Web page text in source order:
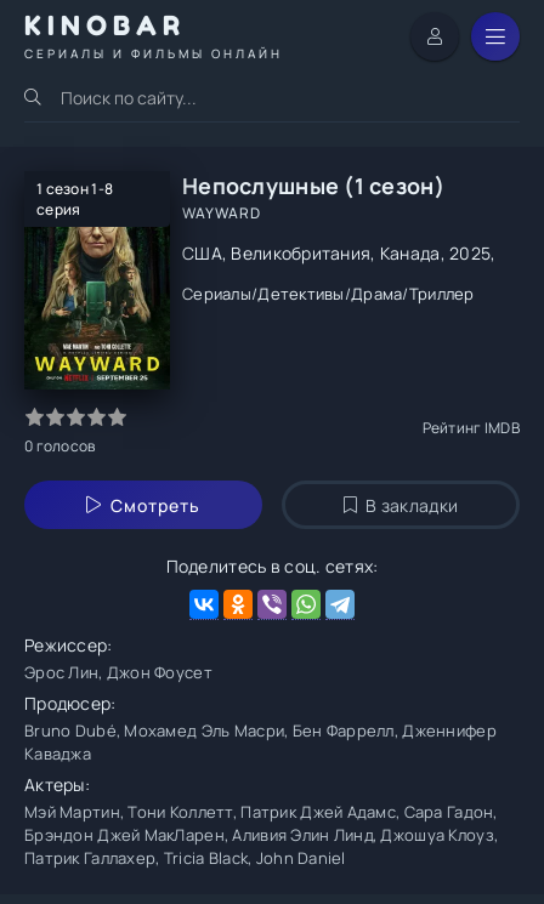
KINOBAR
СЕРИАЛЫ И ФИЛЬМЫ ОНЛАЙН
1 сезон 1-8
серия
Непослушные (1 сезон)
WAYWARD
США, Великобритания, Канада, 2025,
Сериалы/Детективы/Драма/Триллер
0голосов
Рейтинг IMDB
Смотреть В закладки
Поделитесь в соц. сетях:
Режиссер:
Эрос Лин, Джон Фоусет
Продюсер:
Bruno Dubé, Мохамед Эль Масри, Бен Фаррелл, Дженнифер
Каваджа
Актеры:
Мэй Мартин, Тони Коллетт, Патрик Джей Адамс, Сара Гадон,
Брэндон Джей МакЛарен, Аливия Элин Линд, Джошуа Клоуз,
Патрик Галлахер, Tricia Black, John Daniel